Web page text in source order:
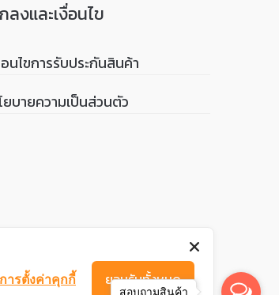
งและเงื่อนไข
อนไขการรับประกันสินค้า
ยบายความเป็นส่วนตัว
สอบถามสินค้า
ยอมรับทั้งหมด
การตั้งค่าคุกกี้